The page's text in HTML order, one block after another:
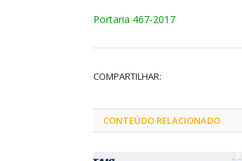
Portaria 467-2017
COMPARTILHAR:
CONTEÚDO RELACIONADO